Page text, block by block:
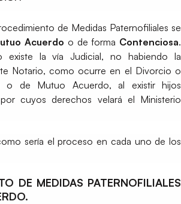
de Medidas Paternofiliales se
Acuerdo o de forma Contenciosa.
existe la vía Judicial, no habiendo la
Notario, como ocurre en el Divorcio o
o de Mutuo Acuerdo, al existir hijos
cuyos derechos velará el Ministerio
sería el proceso en cada uno de los
DE MEDIDAS PATERNOFILIALES